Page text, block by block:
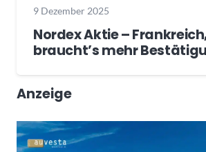
9 Dezember 2025
Nordex Aktie –
braucht’s mehr
Anzeige